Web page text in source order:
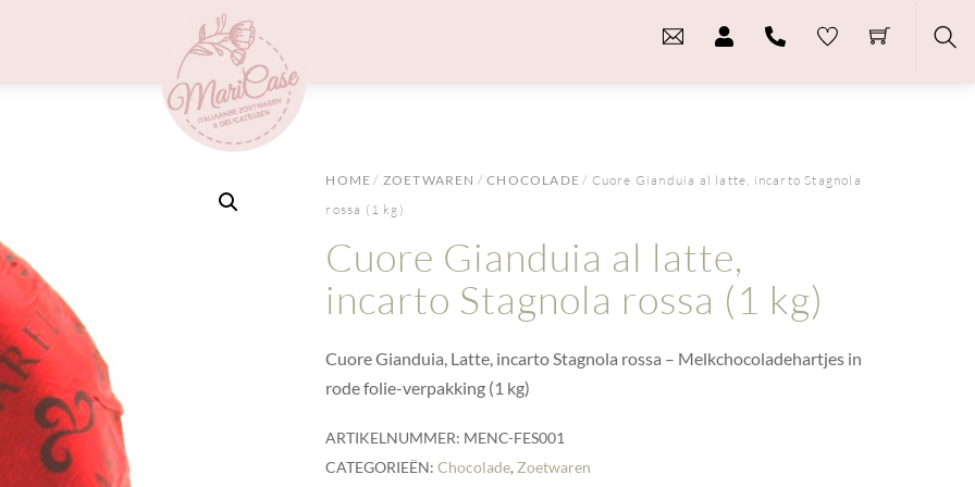
Menu
HOME / ZOETWAREN /CHOCOLADE / Cuore Gianduia al latte, incarto Stagnola
rossa (1 kg)
Cuore Gianduia al latte,
incarto Stagnola rossa (1 kg)
Cuore Gianduia, Latte, incarto Stagnola rossa – Melkchocoladehartjes in
rode folie-verpakking (1 kg)
ARTIKELNUMMER: MENC-FES001
CATEGORIEËN:Chocolade, Zoetwaren